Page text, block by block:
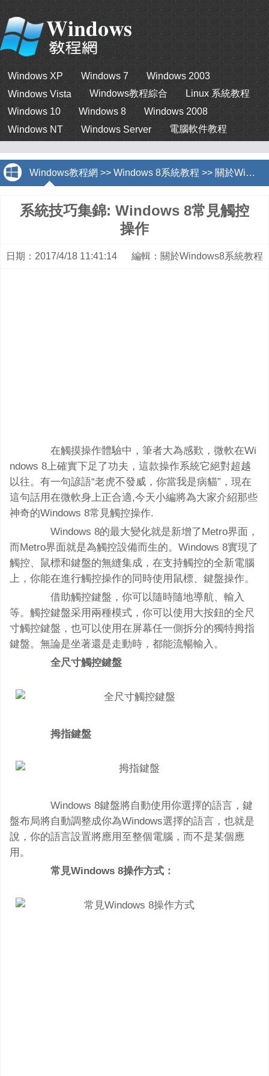
Windows XP Windows 7
Windows 2003
Windows Vista
Windows教程綜合
Linux 系統教程
Windows 10
Windows 8
Windows 2008
Windows NT
Windows Server 電腦軟件教程
Windows教程網 >> Windows 8系統教程 >> 關於Windows8系統教程
系統技巧集錦: Windows 8常見觸控
操作
日期：2017/4/18 11:41:14 編輯：關於Windows8系統教程
在觸摸操作體驗中，筆者大為感歎，微軟在Wi
ndows 8上確實下足了功夫，這款操作系統它絕對超越
以往。有一句諺語“老虎不發威，你當我是病貓”，現在
這句話用在微軟身上正合適,今天小編將為大家介紹那些
神奇的Windows 8常見觸控操作.
Windows 8的最大變化就是新增了Metro界面，
而Metro界面就是為觸控設備而生的。Windows 8實現了
觸控、鼠標和鍵盤的無縫集成，在支持觸控的全新電腦
上，你能在進行觸控操作的同時使用鼠標、鍵盤操作。
借助觸控鍵盤，你可以隨時隨地導航、輸入
等。觸控鍵盤采用兩種模式，你可以使用大按鈕的全尺
寸觸控鍵盤，也可以使用在屏幕任一側拆分的獨特拇指
鍵盤。無論是坐著還是走動時，都能流暢輸入。
全尺寸觸控鍵盤
拇指鍵盤
Windows 8鍵盤將自動使用你選擇的語言，鍵
盤布局將自動調整成你為Windows選擇的語言，也就是
說，你的語言設置將應用至整個電腦，而不是某個應
用。
常見Windows 8操作方式：